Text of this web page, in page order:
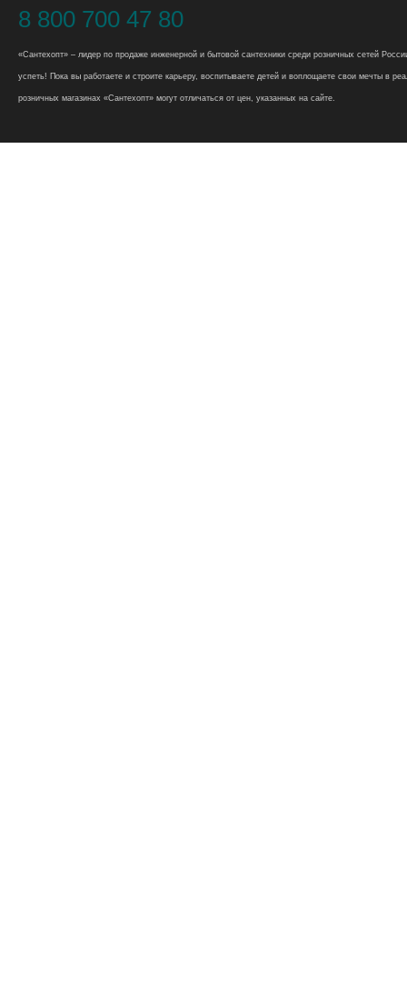
8 800 700 47 80
«Сантехопт» – лидер по продаже инженерной и бытовой сантехники среди розничных сетей
успеть! Пока вы работаете и строите карьеру, воспитываете детей и воплощаете свои мечты в
розничных магазинах «Сантехопт» могут отличаться от цен, указанных на сайте.